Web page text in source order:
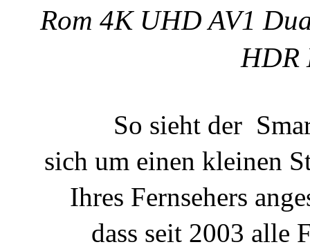
Rom 4K UHD AV1
HDR
So sieht der
sich um einen kleinen
Ihres Fernsehers
dass seit 2003 alle